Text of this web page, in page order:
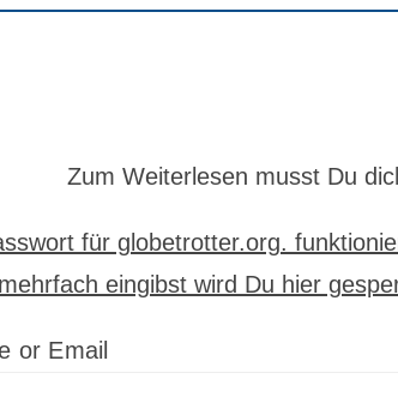
Zum Weiterlesen musst Du
für globetrotter.org.
mehrfach eingibst wird Du hier
or Email